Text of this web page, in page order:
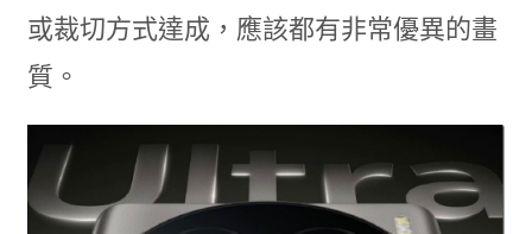
或裁切方式達成，應該都有非常優異的畫
質。